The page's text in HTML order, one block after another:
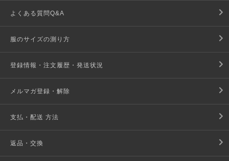
よくある質問Q&A
服のサイズの測り方
登録情報・注文履歴・発送状況
メルマガ登録・解除
支払・配送 方法
返品・交換